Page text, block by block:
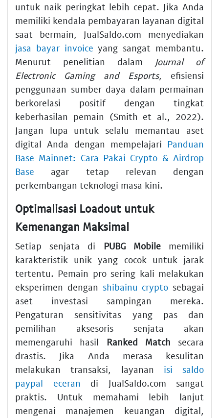
untuk naik peringkat lebih cepat. Jika Anda
memiliki kendala pembayaran layanan digital
saat bermain, JualSaldo.com menyediakan
jasa bayar invoice yang sangat membantu.
Menurut penelitian dalam Journal of
Electronic Gaming and Esports, efisiensi
penggunaan sumber daya dalam permainan
berkorelasi positif dengan tingkat
keberhasilan pemain (Smith et al., 2022).
Jangan lupa untuk selalu memantau aset
digital Anda dengan mempelajari Panduan
Base Mainnet: Cara Pakai Crypto & Airdrop
Base agar tetap relevan dengan
perkembangan teknologi masa kini.
Optimalisasi Loadout untuk
Kemenangan Maksimal
Setiap senjata di PUBG Mobilememiliki
karakteristik unik yang cocok untuk jarak
tertentu. Pemain pro sering kali melakukan
eksperimen dengan shibainu crypto sebagai
aset investasi sampingan mereka.
Pengaturan sensitivitas yang pas dan
pemilihan aksesoris senjata akan
memengaruhi hasil
Ranked Match secara
drastis. Jika Anda merasa kesulitan
melakukan transaksi, layanan isi saldo
paypal eceran di JualSaldo.com sangat
praktis. Untuk memahami lebih lanjut
mengenai manajemen keuangan digital,